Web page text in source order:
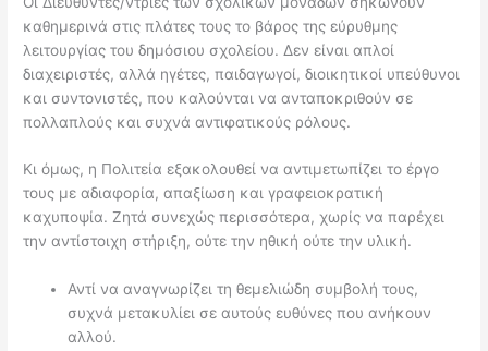
καθημερινά στις πλάτες τους το βάρος της εύρυθμης
λειτουργίας του δημόσιου σχολείου. Δεν είναι απλοί
διαχειριστές, αλλά ηγέτες, παιδαγωγοί, διοικητικοί υπεύθυνοι
και συντονιστές, που καλούνται να ανταποκριθούν σε
πολλαπλούς και συχνά αντιφατικούς ρόλους.
Κι όμως, η Πολιτεία εξακολουθεί να αντιμετωπίζει το έργο
τους με αδιαφορία, απαξίωση και γραφειοκρατική
καχυποψία. Ζητά συνεχώς περισσότερα, χωρίς να παρέχει
την αντίστοιχη στήριξη, ούτε την ηθική ούτε την υλική.
Αντί να αναγνωρίζει τη θεμελιώδη συμβολή τους,
συχνά μετακυλίει σε αυτούς ευθύνες που ανήκουν
αλλού.